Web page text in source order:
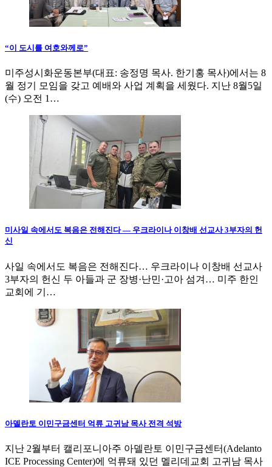
“이 도시를 여호와께로”
미주성시화운동본부(대표: 송정명 목사. 한기홍 목사)에서는 8
월 정기 모임을 갖고 예배와 사업 계획을 세웠다. 지난 8월5일
(수) 오전 1…
미사일 속에서도 복음은 전해진다 — 우크라이나 이창배 선교사 3부자의 헌
신
사일 속에서도 복음은 전해진다… 우크라이나 이창배 선교사
3부자의 헌신 두 아들과 군 장병·난민·고아 섬겨… 미주 한인
교회에 기…
아델란토 이민구금센터 억류 고귀남 목사 전격 석방
지난 2월부터 캘리포니아주 아델란토 이민구금센터(Adelanto
ICE Processing Center)에 억류돼 있던 멜리데교회 고귀남 목사